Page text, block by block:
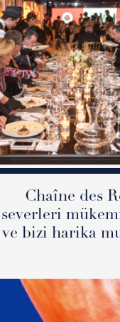
Chaîne des
severleri
ve bizi harika